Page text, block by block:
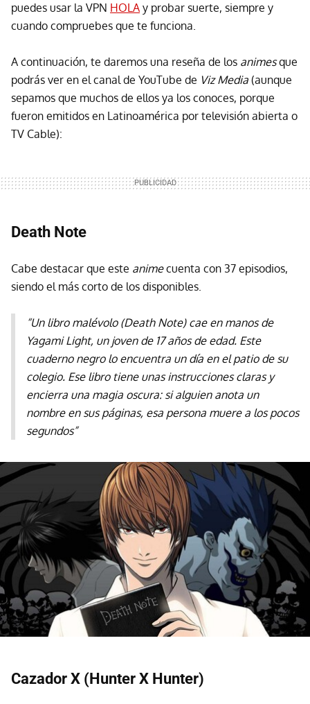
puedes usar la VPN HOLA y probar suerte, siempre y
cuando compruebes que te funciona.
A continuación, te daremos una reseña de los animesque
podrás ver en el canal de YouTube de Viz Media (aunque
sepamos que muchos de ellos ya los conoces, porque
fueron emitidos en Latinoamérica por televisión abierta o
TV Cable):
Death Note
Cabe destacar que este animecuenta con 37 episodios,
siendo el más corto de los disponibles.
“Un libro malévolo (Death Note) cae en manos de
Yagami Light, un joven de 17 años de edad. Este
cuaderno negro lo encuentra un día en el patio de su
colegio. Ese libro tiene unas instrucciones claras y
encierra una magia oscura: si alguien anota un
nombre en sus páginas, esa persona muere a los pocos
segundos”
Cazador X (Hunter X Hunter)